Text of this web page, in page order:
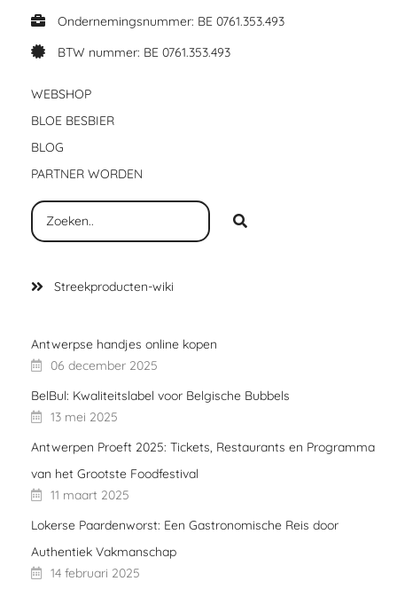
Ondernemingsnummer: BE 0761.353.493
BTW nummer: BE 0761.353.493
WEBSHOP
BLOE BESBIER
BLOG
PARTNER WORDEN
Streekproducten-wiki
Antwerpse handjes online kopen
06 december 2025
BelBul: Kwaliteitslabel voor Belgische Bubbels
13 mei 2025
Antwerpen Proeft 2025: Tickets, Restaurants en Programma
van het Grootste Foodfestival
11 maart 2025
Lokerse Paardenworst: Een Gastronomische Reis door
Authentiek Vakmanschap
14 februari 2025